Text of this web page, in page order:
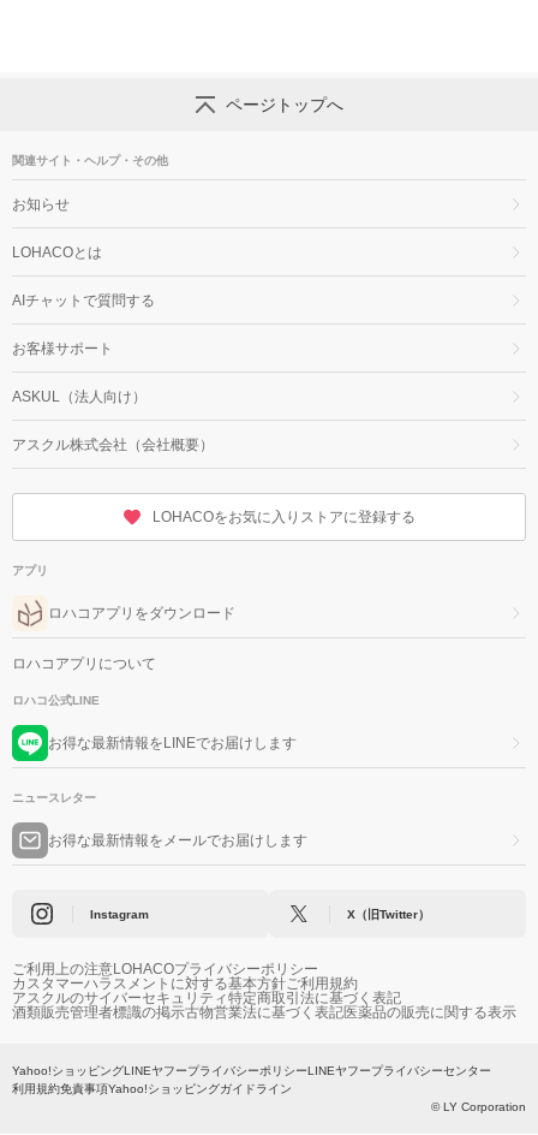
ページトップへ
関連サイト・ヘルプ・その他
お知らせ
LOHACOとは
AIチャットで質問する
お客様サポート
ASKUL（法人向け）
アスクル株式会社（会社概要）
LOHACOをお気に入りストアに登録する
アプリ
ロハコアプリをダウンロード
ロハコアプリについて
ロハコ公式LINE
お得な最新情報をLINEでお届けします
ニュースレター
お得な最新情報をメールでお届けします
Instagram X（旧Twitter）
ご利用上の注意LOHACOプライバシーポリシー
カスタマーハラスメントに対する基本方針ご利用規約
アスクルのサイバーセキュリティ特定商取引法に基づく表記
酒類販売管理者標識の掲示古物営業法に基づく表記医薬品の販売に関する表示
Yahoo!ショッピングLINEヤフープライバシーポリシーLINEヤフープライバシーセンター
利用規約免責事項Yahoo!ショッピングガイドライン
© LY Corporation